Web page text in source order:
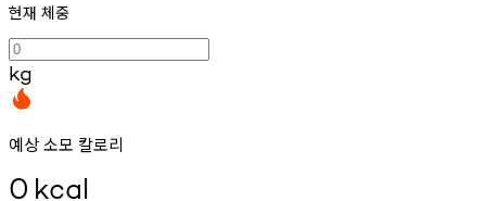
현재 체중
kg
예상 소모 칼로리
0 kcal